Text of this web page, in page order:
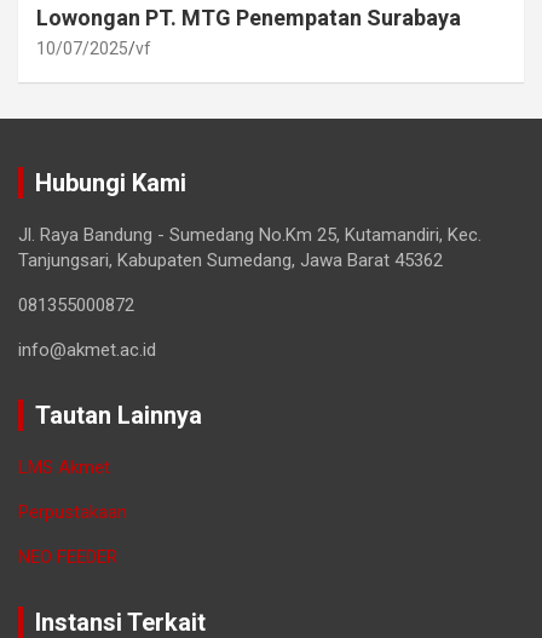
Lowongan PT. MTG Penempatan Surabaya
10/07/2025 vf
Hubungi Kami
Jl. Raya Bandung - Sumedang No.Km 25, Kutamandiri, Kec.
Tanjungsari, Kabupaten Sumedang, Jawa Barat 45362
081355000872
info@akmet.ac.id
Tautan Lainnya
LMS Akmet
Perpustakaan
NEO FEEDER
Instansi Terkait